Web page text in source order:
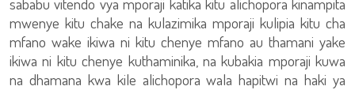
mwenye kitu chake na kulazimika mporaji kulipia kitu cha
mfano wake ikiwa ni kitu chenye mfano au thamani yake
ikiwa ni kitu chenye kuthaminika, na kubakia mporaji kuwa
na dhamana kwa kile alichopora wala hapitwi na haki ya